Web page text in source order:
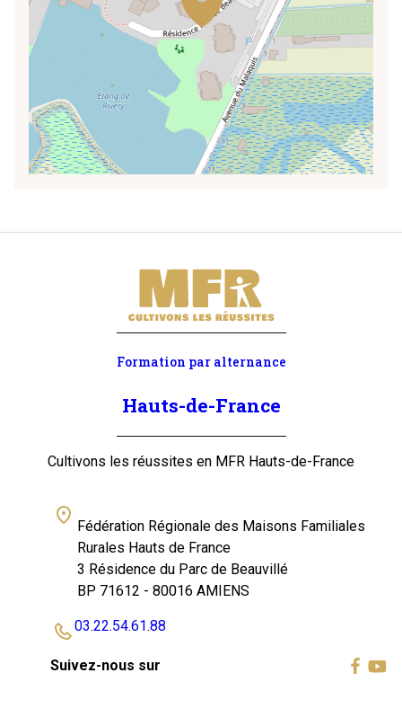
Formation par alternance
Hauts-de-France
Cultivons les réussites en MFR Hauts-de-France
Fédération Régionale des Maisons Familiales
Rurales Hauts de France
3 Résidence du Parc de Beauvillé
BP 71612 - 80016 AMIENS
03.22.54.61.88
Suivez-nous sur